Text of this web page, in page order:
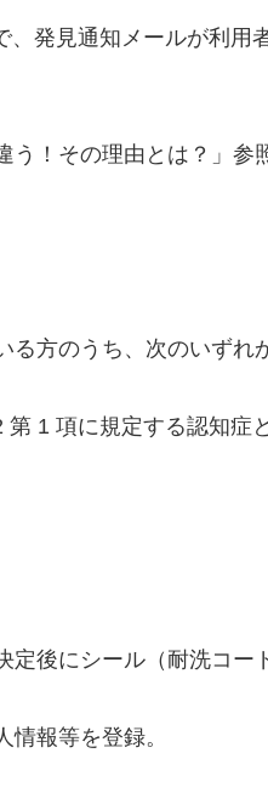
発見通知メールが利
う！その理由とは？」参
方のうち、次のいずれ
1 項に規定する認知症
後にシール（耐洗コー
報等を登録。